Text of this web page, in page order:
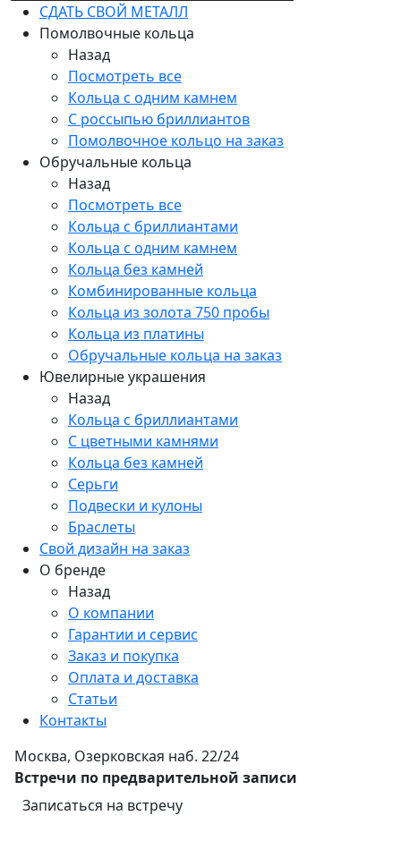
СДАТЬ СВОЙ МЕТАЛЛ
Помолвочные кольца
Назад
Посмотреть все
Кольца с одним камнем
С россыпью бриллиантов
Помолвочное кольцо на заказ
Обручальные кольца
Назад
Посмотреть все
Кольца с бриллиантами
Кольца с одним камнем
Кольца без камней
Комбинированные кольца
Кольца из золота 750 пробы
Кольца из платины
Обручальные кольца на заказ
Ювелирные украшения
Назад
Кольца с бриллиантами
С цветными камнями
Кольца без камней
Серьги
Подвески и кулоны
Браслеты
Свой дизайн на заказ
О бренде
Назад
О компании
Гарантии и сервис
Заказ и покупка
Оплата и доставка
Статьи
Контакты
Москва, Озерковская наб. 22/24
Встречи по предварительной записи
Записаться на встречу